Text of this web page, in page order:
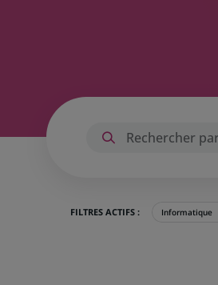
FILTRES ACTIFS : Informatique